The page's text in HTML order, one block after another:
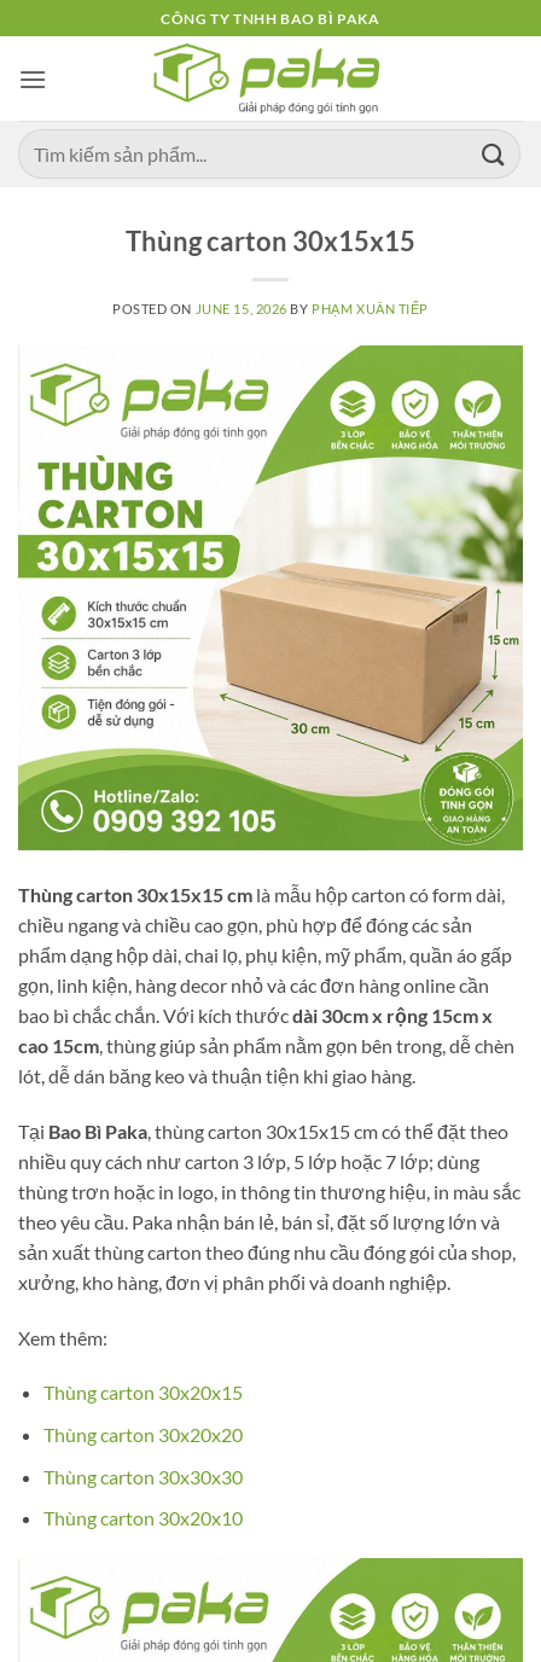
to
content
CÔNG TY TNHH BAO BÌ PAKA
Thùng carton 30x15x15
POSTED ON JUNE 15, 2026 BY PHẠM XUÂN TIẾP
Thùng carton 30x15x15 cm là mẫu hộp carton có form dài,
chiều ngang và chiều cao gọn, phù hợp để đóng các sản
phẩm dạng hộp dài, chai lọ, phụ kiện, mỹ phẩm, quần áo gấp
gọn, linh kiện, hàng decor nhỏ và các đơn hàng online cần
bao bì chắc chắn. Với kích thướcdài 30cm x rộng 15cm x
cao 15cm, thùng giúp sản phẩm nằm gọn bên trong, dễ chèn
lót, dễ dán băng keo và thuận tiện khi giao hàng.
Tại Bao Bì Paka , thùng carton 30x15x15 cm có thể đặt theo
nhiều quy cách như carton 3 lớp, 5 lớp hoặc 7 lớp; dùng
thùng trơn hoặc in logo, in thông tin thương hiệu, in màu sắc
theo yêu cầu. Paka nhận bán lẻ, bán sỉ, đặt số lượng lớn và
sản xuất thùng carton theo đúng nhu cầu đóng gói của shop,
xưởng, kho hàng, đơn vị phân phối và doanh nghiệp.
Xem thêm:
Thùng carton 30x20x15
Thùng carton 30x20x20
Thùng carton 30x30x30
Thùng carton 30x20x10